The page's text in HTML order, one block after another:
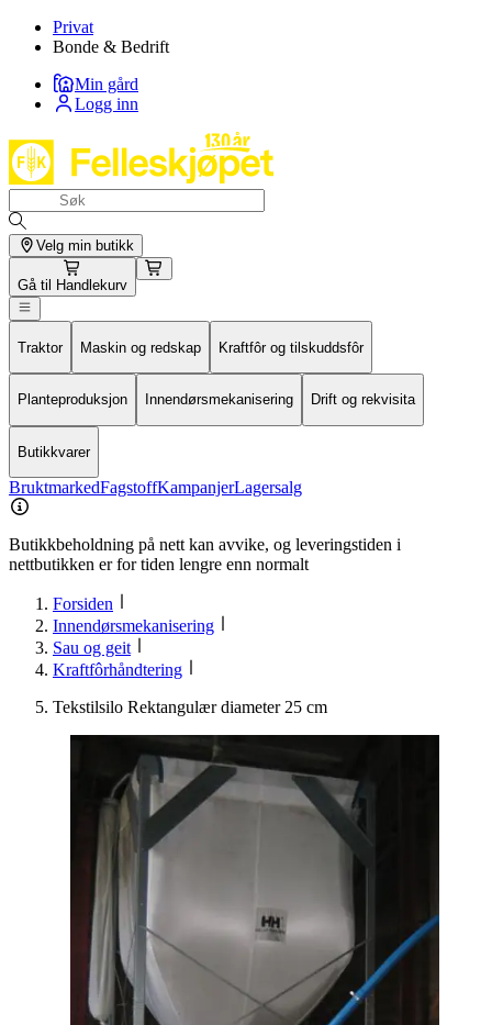
Privat
Bonde & Bedrift
Min gård
Logg inn
Velg min butikk
Gå til Handlekurv
Traktor Maskin og redskap Kraftfôr og tilskuddsfôr
Planteproduksjon Innendørsmekanisering Drift og rekvisita
Butikkvarer
BruktmarkedFagstoffKampanjerLagersalg
Butikkbeholdning på nett kan avvike, og leveringstiden i
nettbutikken er for tiden lengre enn normalt
Forsiden
Innendørsmekanisering
Sau og geit
Kraftfôrhåndtering
Tekstilsilo Rektangulær diameter 25 cm